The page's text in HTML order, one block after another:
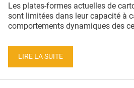
Les plates-formes actuelles de
sont limitées dans leur capacité à
comportements dynamiques des
LIRE LA SUITE